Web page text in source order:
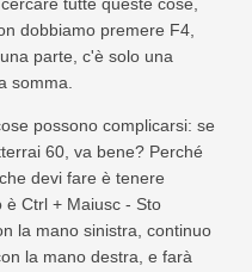
tutte queste cose,
dobbiamo premere F4,
parte, c'è solo una
somma.
possono complicarsi: se
60, va bene? Perché
devi fare è tenere
è Ctrl + Maiusc - Sto
la mano sinistra, continuo
la mano destra, e farà